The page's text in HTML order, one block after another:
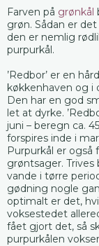
Farven på grønkål
grøn. Sådan er
den er nemlig
purpurkål.
’Redbor’ er en
køkkenhaven og i
Den har en god
let at dyrke.
juni – beregn ca.
forspires inde i
Purpurkål er
grøntsager.
vande i tørre
gødning nogle
optimalt er det,
voksestedet
fået gjort det, så
purpurkålen